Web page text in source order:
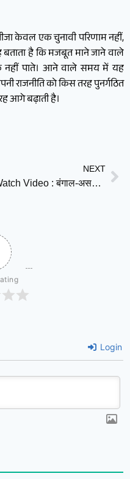
केवल एक चुनावी परिणाम नहीं,
है कि मजबूत माने जाने वाले
पाते। आने वाले समय में यह
राजनीति को किस तरह पुनर्गठित
आगे बढ़ाती है।
NEXT
Watch Video : बंगाल-असम में बीजेपी की बड़ी जीत, पुडुचेरी में दोबारा कमल, तमिलनाडु में विजय का उदय, केरल में कांग्रेस सरकार
Login